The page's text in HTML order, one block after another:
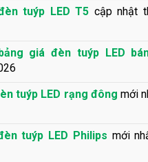
tuýp LED T5 cập nhật
bảng giá đèn tuýp LED
tuýp LED rạng đông mới
tuýp LED Philips mới